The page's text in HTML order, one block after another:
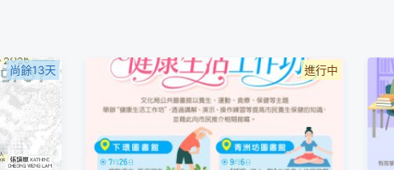
尚餘13天 進行中